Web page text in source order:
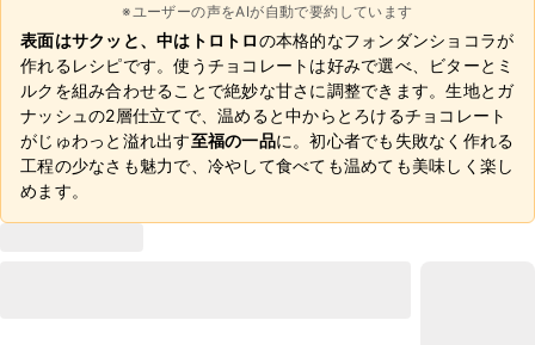
※ユーザーの声をAIが自動で要約しています
表面はサクッと、中はトロトロの本格的なフォンダンショコラが
作れるレシピです。使うチョコレートは好みで選べ、ビターとミ
ルクを組み合わせることで絶妙な甘さに調整できます。生地とガ
ナッシュの2層仕立てで、温めると中からとろけるチョコレート
がじゅわっと溢れ出す至福の一品に。初心者でも失敗なく作れる
工程の少なさも魅力で、冷やして食べても温めても美味しく楽し
めます。